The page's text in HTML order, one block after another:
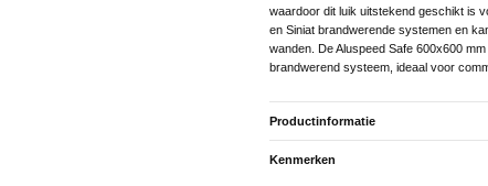
waardoor dit luik uitstekend geschikt is
en Siniat brandwerende systemen en
wanden. De Aluspeed Safe 600x600
brandwerend systeem, ideaal voor
Productinformatie
De Aluspeed Safe I30/EI30
Kenmerken